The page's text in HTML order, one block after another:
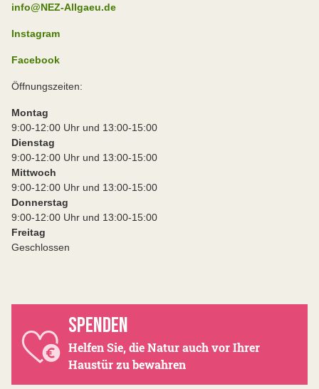
info@NEZ-Allgaeu.de
Instagram
Facebook
Öffnungszeiten:
Montag
9:00-12:00 Uhr und 13:00-15:00
Dienstag
9:00-12:00 Uhr und 13:00-15:00
Mittwoch
9:00-12:00 Uhr und 13:00-15:00
Donnerstag
9:00-12:00 Uhr und 13:00-15:00
Freitag
Geschlossen
SPENDEN
Helfen Sie, die Natur auch vor Ihrer
Haustür zu bewahren